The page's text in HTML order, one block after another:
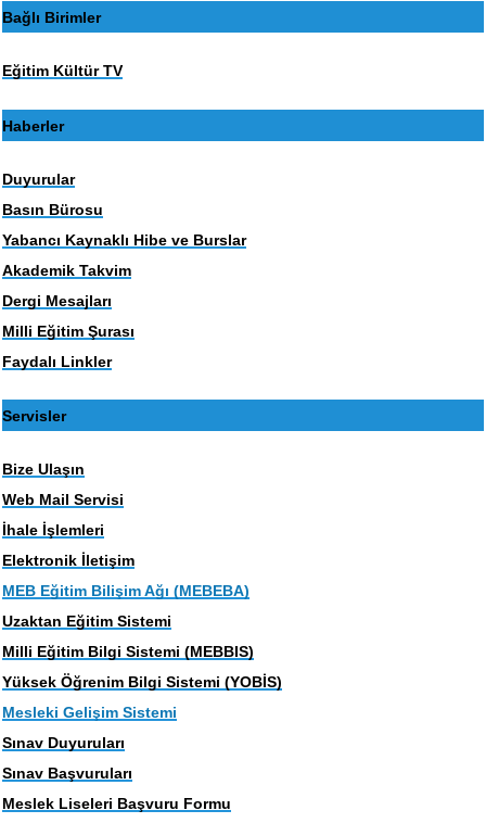
Bağlı Birimler
Eğitim Kültür TV
Haberler
Duyurular
Basın Bürosu
Yabancı Kaynaklı Hibe ve Burslar
Akademik Takvim
Dergi Mesajları
Milli Eğitim Şurası
Faydalı Linkler
Servisler
Bize Ulaşın
Web Mail Servisi
İhale İşlemleri
Elektronik İletişim
MEB Eğitim Bilişim Ağı (MEBEBA)
Uzaktan Eğitim Sistemi
Milli Eğitim Bilgi Sistemi (MEBBIS)
Yüksek Öğrenim Bilgi Sistemi (YOBİS)
Mesleki Gelişim Sistemi
Sınav Duyuruları
Sınav Başvuruları
Meslek Liseleri Başvuru Formu